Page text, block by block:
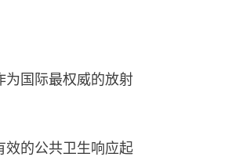
为国际最权威的放射
效的公共卫生响应起